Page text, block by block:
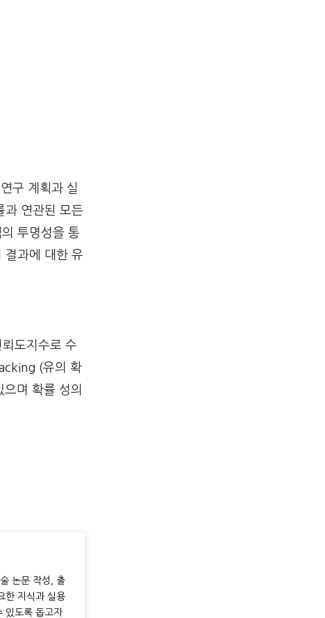
구 계획과 실
과 연관된 모든
투명성을 통
결과에 대한 유
도지수로 수
(유의 확
며 확률 성의
논문 작성, 출
한 지식과 실용
있도록 돕고자